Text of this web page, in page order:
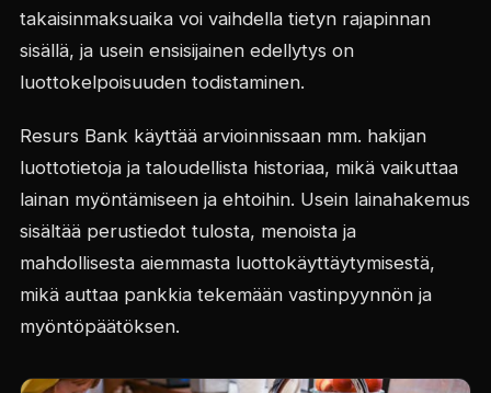
takaisinmaksuaika voi vaihdella tietyn rajapinnan
sisällä, ja usein ensisijainen edellytys on
luottokelpoisuuden todistaminen.
Resurs Bank käyttää arvioinnissaan mm. hakijan
luottotietoja ja taloudellista historiaa, mikä vaikuttaa
lainan myöntämiseen ja ehtoihin. Usein lainahakemus
sisältää perustiedot tulosta, menoista ja
mahdollisesta aiemmasta luottokäyttäytymisestä,
mikä auttaa pankkia tekemään vastinpyynnön ja
myöntöpäätöksen.